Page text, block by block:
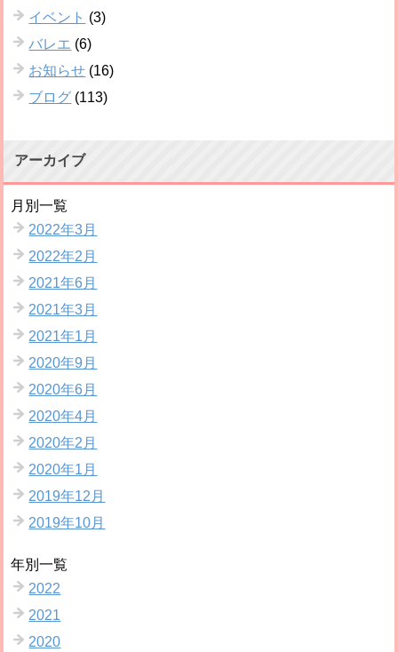
イベント (3)
バレエ (6)
お知らせ (16)
ブログ (113)
アーカイブ
月別一覧
2022年3月
2022年2月
2021年6月
2021年3月
2021年1月
2020年9月
2020年6月
2020年4月
2020年2月
2020年1月
2019年12月
2019年10月
年別一覧
2022
2021
2020